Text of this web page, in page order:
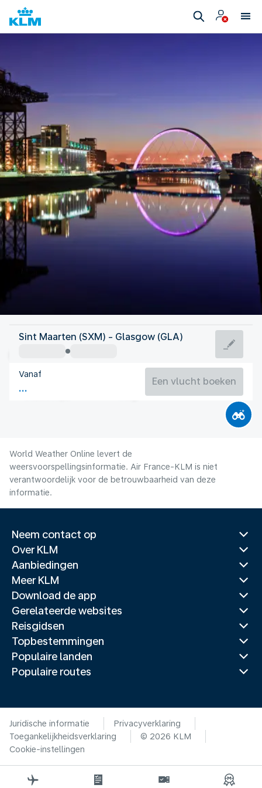
Verenigd Koninkrijk
Glasgow
Verenigd Koninkrijk
Vluchttijd
Sint Maarten (SXM) - Glasgow (GLA)
Vanaf
Een vlucht boeken
World Weather Online levert de
weersvoorspellingsinformatie. Air France-KLM is niet
verantwoordelijk voor de betrouwbaarheid van deze
informatie.
Neem contact op
Over KLM
Aanbiedingen
Meer KLM
Download de app
Gerelateerde websites
Reisgidsen
Topbestemmingen
Populaire landen
Populaire routes
Juridische informatie
Privacyverklaring
Toegankelijkheidsverklaring
© 2026 KLM
Cookie-instellingen